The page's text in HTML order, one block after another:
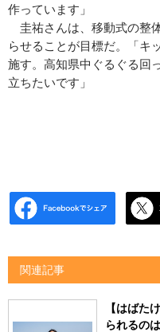
作っています」
圭祐さんは、移動式の整
らせることが目標だ。「キ
施す。高知県中ぐるぐる回
立ちたいです」
関連記事
【はばた
られるの